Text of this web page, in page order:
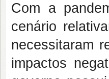
Com a
cenário
necessitaram
impactos